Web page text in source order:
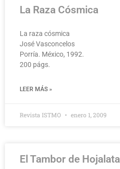
La Raza Cósmica
La raza cósmica
José Vasconcelos
Porría. México, 1992.
200 págs.
LEER MÁS »
Revista ISTMO enero 1, 2009
El Tambor de Hojalata